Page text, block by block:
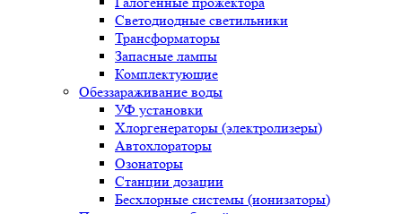
Светодиодные светильники
Трансформаторы
Запасные лампы
Комплектующие
Обеззараживание воды
УФ установки
Хлоргенераторы (электролизеры)
Автохлораторы
Озонаторы
Станции дозации
Бесхлорные системы (ионизаторы)